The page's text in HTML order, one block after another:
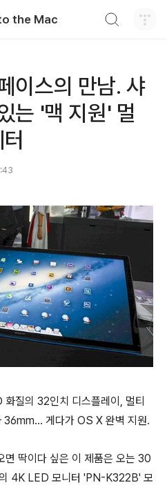
the Mac
이스의 만남. 샤
는 '맥 지원' 멀
질의 32인치 디스플레이, 멀티
36mm... 게다가 OS X 완벽 지원.
면 딱이다 싶은 이 제품은 오는 30
4K LED 모니터 'PN-K322B' 모